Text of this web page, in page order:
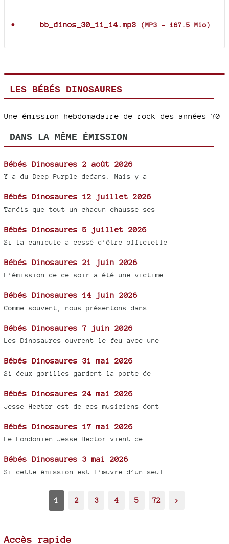
bb_dinos_30_11_14.mp3 (MP3 - 167.5 Mio)
LES BÉBÉS DINOSAURES
Une émission hebdomadaire de rock des années 70
DANS LA MÊME ÉMISSION
Bébés Dinosaures 2 août 2026
Y a du Deep Purple dedans. Mais y a
Bébés Dinosaures 12 juillet 2026
Tandis que tout un chacun chausse ses
Bébés Dinosaures 5 juillet 2026
Si la canicule a cessé d’être officielle
Bébés Dinosaures 21 juin 2026
L’émission de ce soir a été une victime
Bébés Dinosaures 14 juin 2026
Comme souvent, nous présentons dans
Bébés Dinosaures 7 juin 2026
Les Dinosaures ouvrent le feu avec une
Bébés Dinosaures 31 mai 2026
Si deux gorilles gardent la porte de
Bébés Dinosaures 24 mai 2026
Jesse Hector est de ces musiciens dont
Bébés Dinosaures 17 mai 2026
Le Londonien Jesse Hector vient de
Bébés Dinosaures 3 mai 2026
Si cette émission est l’œuvre d’un seul
1 2 3 4 5 72 >
Accès rapide